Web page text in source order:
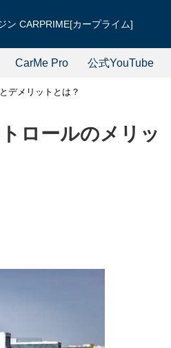
ン CARPRIME[カープライム]
CarMe Pro 公式YouTube
デメリットとは？
ロールのメリッ